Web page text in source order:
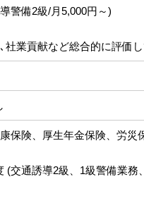
警備2級/月5,000円～)
社業貢献など総合的に評価
保険、厚生年金保険、労災
(交通誘導2級、1級警備業務